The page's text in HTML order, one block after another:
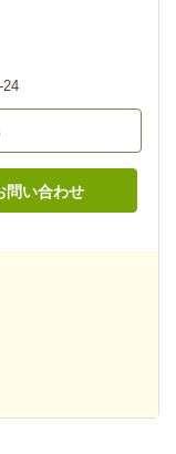
24
問い合わせ